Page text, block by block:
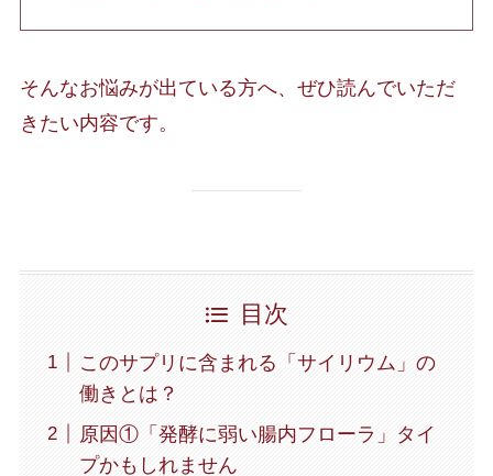
そんなお悩みが出ている方へ、ぜひ読んでいただ
きたい内容です。
目次
このサプリに含まれる「サイリウム」の
働きとは？
原因①「発酵に弱い腸内フローラ」タイ
プかもしれません